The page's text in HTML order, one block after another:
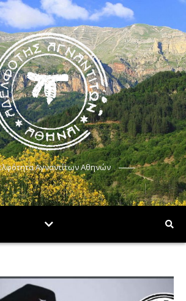
Αγναντίτων Αθηνών